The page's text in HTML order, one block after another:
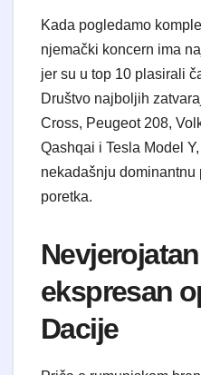
​Kada pogledamo
njemački koncern ima
jer su u top 10 plasirali
Društvo najboljih
Cross, Peugeot 208,
Qashqai i Tesla Model
nekadašnju
poretka.
ekspresan
Dacije